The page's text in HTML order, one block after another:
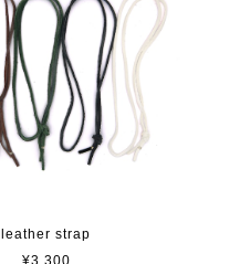
leather strap
¥3,300